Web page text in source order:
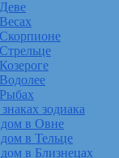
зодиака
в Овне
в Тельце
в Близнецах